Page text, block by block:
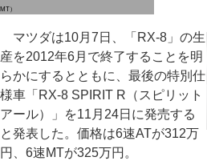
MT）
マツダは10月7日、「RX-8」の生
産を2012年6月で終了することを明
らかにするとともに、最後の特別仕
様車「RX-8 SPIRIT R（スピリット
アール）」を11月24日に発売する
と発表した。価格は6速ATが312万
円、6速MTが325万円。